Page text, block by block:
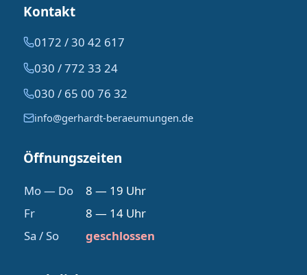
Kontakt
0172 / 30 42 617
030 / 772 33 24
030 / 65 00 76 32
info@gerhardt-beraeumungen.de
Öffnungszeiten
Mo — Do
8 — 19 Uhr
Fr
8 — 14 Uhr
Sa / So
geschlossen